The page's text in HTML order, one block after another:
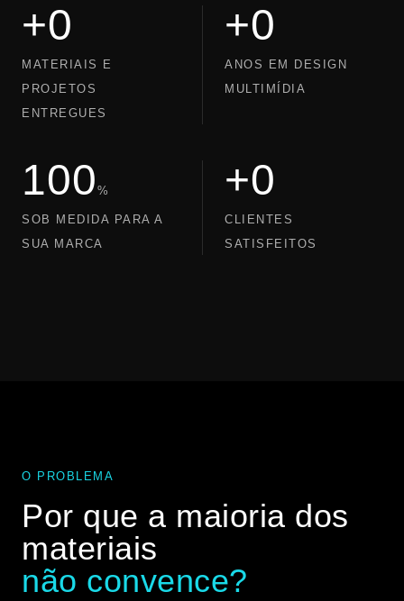
+0
MATERIAIS E
PROJETOS
ENTREGUES
+0
ANOS EM DESIGN
MULTIMÍDIA
100 %
SOB MEDIDA PARA A
SUA MARCA
+0
CLIENTES
SATISFEITOS
O PROBLEMA
Por que a maioria dos
materiais
não convence?